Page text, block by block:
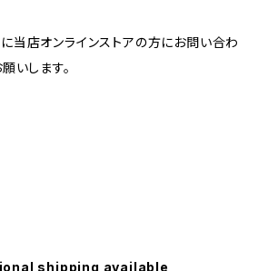
当店オンラインストアの方にお問い合わ
いします。
shipping available